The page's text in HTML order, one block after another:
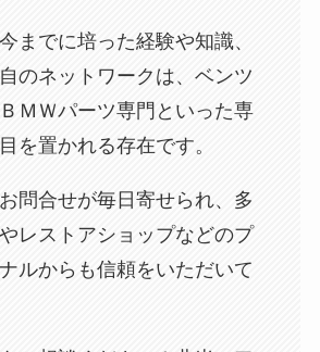
までに培った経験や知識、
のネットワークは、ベンツ
ＭＷパーツ専門といった専
を置かれる存在です。
問合せが毎日寄せられ、多
レストアショップなどのプ
ルからも信頼をいただいて